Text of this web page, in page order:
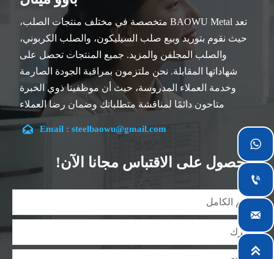
تعد BAOWU Metal متخصصة في مختلف منتجات الصلب،
حيث نقوم بتوريد وبيع صلب السيليكون، والصلب الكربوني،
والصلب المجلفن والمزيد. جميع المنتجات تحصل على
شهاداتها المقابلة. نحن ملتزمون بمراقبة الجودة الصارمة
وخدمة العملاء المدروسة، حيث أن موظفينا ذوي الخبرة
متاحون دائمًا لمناقشة متطلباتك وضمان رضا العملاء
بالكامل.
تقع شركتنا في مدينة ووشي، بمقاطعة جيانغسو، والتي تعد
أكبر مركز لمعالجة الصلب في الصين. يتمتع فريقنا بتخصص
في الصناعة لأكثر من 14 عامًا مع خبرة غنية في مختلف
يمكننا التصميم والتخصيص وفقًا لمتطلباتك الفريدة، ونضمن
تدريجياً ولدينا الآن خمس مستودعات توزيع مبنية لهذا الغرض
 Email : steelbaowu@gmail.com
الحصول على الاقتباس مجانا الآن!



